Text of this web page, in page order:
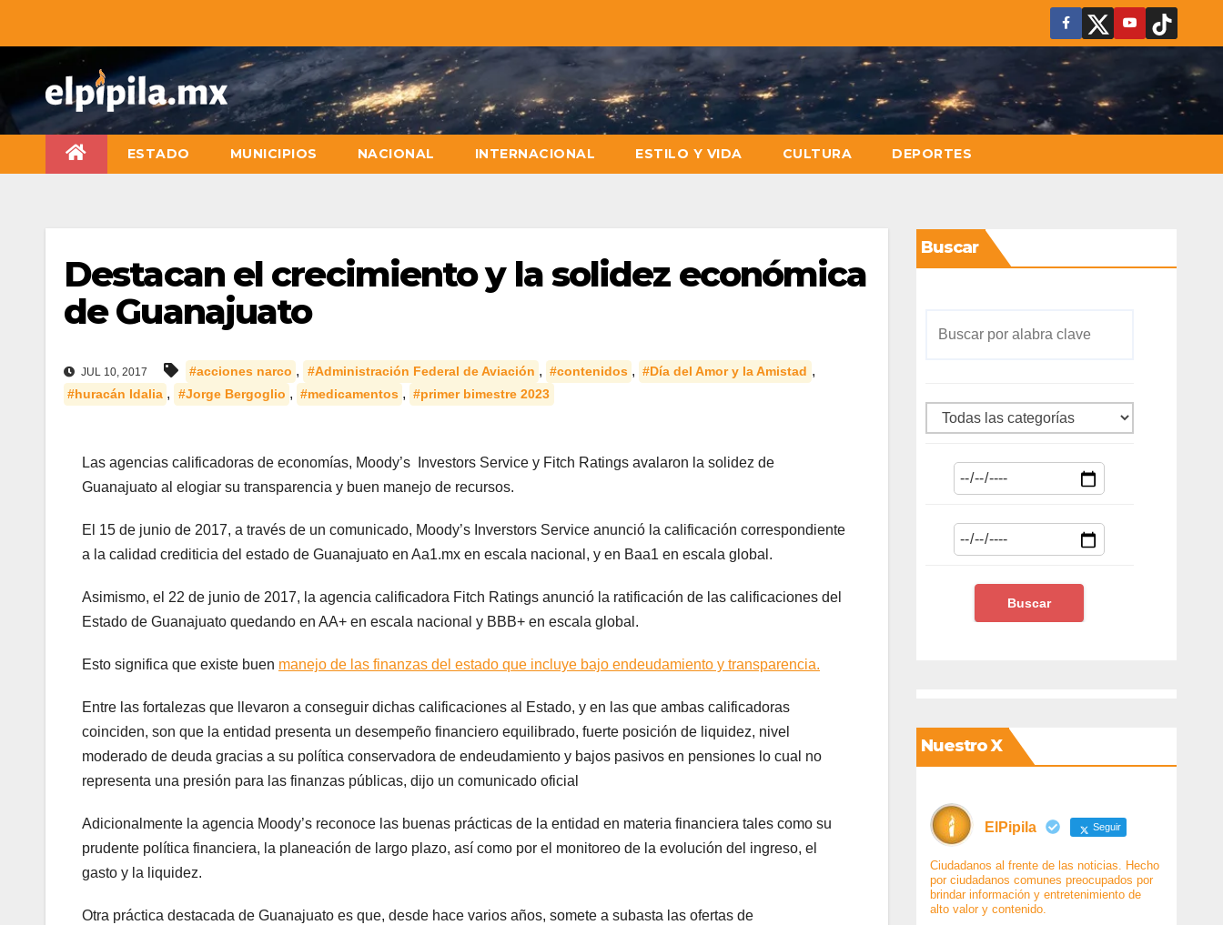
ESTADO MUNICIPIOS NACIONAL INTERNACIONAL ESTILO Y VIDA CULTURA DEPORTES
Destacan el crecimiento y la solidez económica
de Guanajuato
JUL 10, 2017 #acciones narco , #Administración Federal de Aviación , #contenidos , #Día del Amor y la Amistad ,
#huracán Idalia , #Jorge Bergoglio , #medicamentos , #primer bimestre 2023
Las agencias calificadoras de economías, Moody’s Investors Service y Fitch Ratings avalaron la solidez de
Guanajuato al elogiar su transparencia y buen manejo de recursos.
El 15 de junio de 2017, a través de un comunicado, Moody’s Inverstors Service anunció la calificación correspondiente
a la calidad crediticia del estado de Guanajuato en Aa1.mx en escala nacional, y en Baa1 en escala global.
Asimismo, el 22 de junio de 2017, la agencia calificadora Fitch Ratings anunció la ratificación de las calificaciones del
Estado de Guanajuato quedando en AA+ en escala nacional y BBB+ en escala global.
Esto significa que existe buen manejo de las finanzas del estado que incluye bajo endeudamiento y transparencia.
Entre las fortalezas que llevaron a conseguir dichas calificaciones al Estado, y en las que ambas calificadoras
coinciden, son que la entidad presenta un desempeño financiero equilibrado, fuerte posición de liquidez, nivel
moderado de deuda gracias a su política conservadora de endeudamiento y bajos pasivos en pensiones lo cual no
representa una presión para las finanzas públicas, dijo un comunicado oficial
Adicionalmente la agencia Moody’s reconoce las buenas prácticas de la entidad en materia financiera tales como su
prudente política financiera, la planeación de largo plazo, así como por el monitoreo de la evolución del ingreso, el
gasto y la liquidez.
Otra práctica destacada de Guanajuato es que, desde hace varios años, somete a subasta las ofertas de
Buscar
Nuestro X
ElPipila Seguir
Ciudadanos al frente de las noticias. Hecho
por ciudadanos comunes preocupados por
brindar información y entretenimiento de
alto valor y contenido.